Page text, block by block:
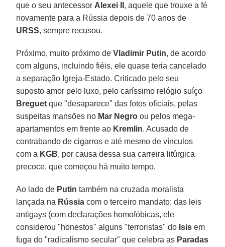
que o seu antecessor Alexei II , aquele que trouxe a fé
novamente para a Rússia depois de 70 anos de
URSS, sempre recusou.
Próximo, muito próximo deVladimir Putin, de acordo
com alguns, incluindo fiéis, ele quase teria cancelado
a separação Igreja-Estado. Criticado pelo seu
suposto amor pelo luxo, pelo caríssimo relógio suíço
Breguet que "desaparece" das fotos oficiais, pelas
suspeitas mansões no Mar Negro ou pelos mega-
apartamentos em frente ao Kremlin. Acusado de
contrabando de cigarros e até mesmo de vínculos
com a KGB, por causa dessa sua carreira litúrgica
precoce, que começou há muito tempo.
Ao lado de Putin também na cruzada moralista
lançada na Rússia com o terceiro mandato: das leis
antigays (com declarações homofóbicas, ele
considerou "honestos" alguns "terroristas" do Isis em
fuga do "radicalismo secular" que celebra as Paradas